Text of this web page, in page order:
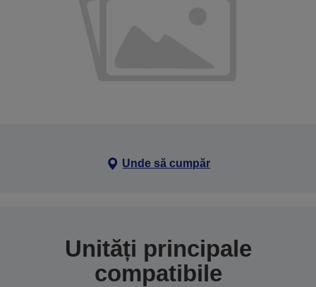
Unde să cumpăr
Unități principale
compatibile